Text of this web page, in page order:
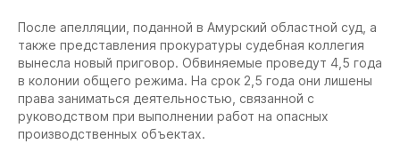
После апелляции, поданной в Амурский областной суд, а
также представления прокуратуры судебная коллегия
вынесла новый приговор. Обвиняемые проведут 4,5 года
в колонии общего режима. На срок 2,5 года они лишены
права заниматься деятельностью, связанной с
руководством при выполнении работ на опасных
производственных объектах.